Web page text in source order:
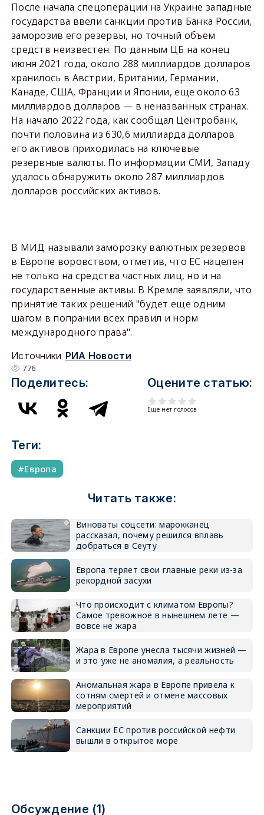
После начала спецоперации на Украине западные
государства ввели санкции против Банка России,
заморозив его резервы, но точный объем
средств неизвестен. По данным ЦБ на конец
июня 2021 года, около 288 миллиардов долларов
хранилось в Австрии, Британии, Германии,
Канаде, США, Франции и Японии, еще около 63
миллиардов долларов — в неназванных странах.
На начало 2022 года, как сообщал Центробанк,
почти половина из 630,6 миллиарда долларов
его активов приходилась на ключевые
резервные валюты. По информации СМИ, Западу
удалось обнаружить около 287 миллиардов
долларов российских активов.
В МИД называли заморозку валютных резервов
в Европе воровством, отметив, что ЕС нацелен
не только на средства частных лиц, но и на
государственные активы. В Кремле заявляли, что
принятие таких решений "будет еще одним
шагом в попрании всех правил и норм
международного права".
Источники РИА Новости
776
Поделитесь: Оцените статью:
Еще нет голосов
Теги:
Европа
Читать также:
Виноваты соцсети: марокканец
рассказал, почему решился вплавь
добраться в Сеуту
Европа теряет свои главные реки из-за
рекордной засухи
Что происходит с климатом Европы?
Самое тревожное в нынешнем лете —
вовсе не жара
Жара в Европе унесла тысячи жизней —
и это уже не аномалия, а реальность
Аномальная жара в Европе привела к
сотням смертей и отмене массовых
мероприятий
Санкции ЕС против российской нефти
вышли в открытое море
Обсуждение (1)